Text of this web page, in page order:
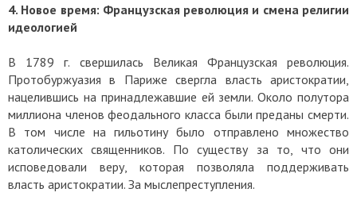
4. Новое время: Французская революция и смена религии
идеологией
В 1789 г. свершилась Великая Французская революция.
Протобуржуазия в Париже свергла власть аристократии,
нацелившись на принадлежавшие ей земли. Около полутора
миллиона членов феодального класса были преданы смерти.
В том числе на гильотину было отправлено множество
католических священников. По существу за то, что они
исповедовали веру, которая позволяла поддерживать
власть аристократии. За мыслепреступления.